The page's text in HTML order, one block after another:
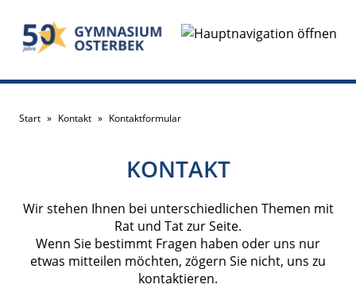
Start » Kontakt » Kontaktformular
KONTAKT
Wir stehen Ihnen bei unterschiedlichen Themen mit
Rat und Tat zur Seite.
Wenn Sie bestimmt Fragen haben oder uns nur
etwas mitteilen möchten, zögern Sie nicht, uns zu
kontaktieren.